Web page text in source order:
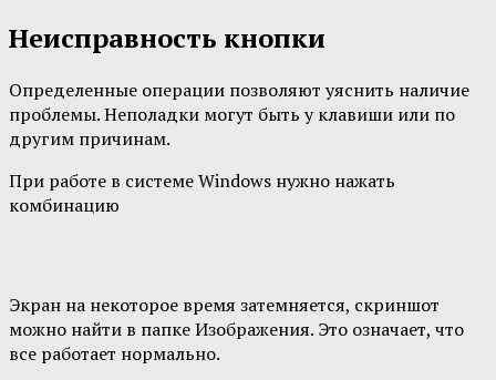
Неисправность кнопки
Определенные операции позволяют уяснить наличие
проблемы. Неполадки могут быть у клавиши или по
другим причинам.
При работе в системе Windows нужно нажать
комбинацию
Экран на некоторое время затемняется, скриншот
можно найти в папке Изображения. Это означает, что
все работает нормально.